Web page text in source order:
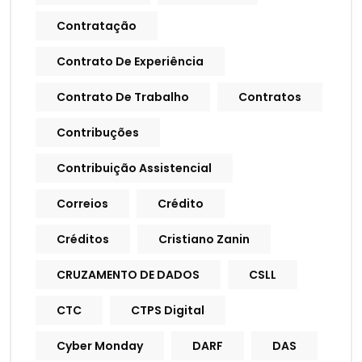
Contratação
Contrato De Experiência
Contrato De Trabalho Contratos
Contribuções
Contribuição Assistencial
Correios Crédito
Créditos Cristiano Zanin
CRUZAMENTO DE DADOS CSLL
CTC CTPS Digital
Cyber Monday DARF DAS